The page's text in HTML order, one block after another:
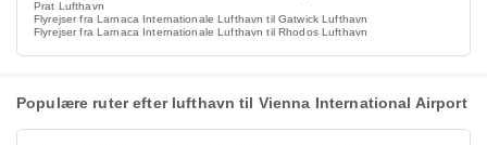
Prat Lufthavn
Flyrejser fra Larnaca Internationale Lufthavn til Gatwick Lufthavn
Flyrejser fra Larnaca Internationale Lufthavn til Rhodos Lufthavn
Populære ruter efter lufthavn til Vienna International Airport